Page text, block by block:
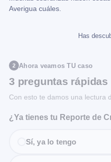
Averigua cuáles.
Has
2 Ahora veamos TU caso
3 preguntas rápidas
Con esto te damos una lectura
¿Ya tienes tu Reporte de
Sí, ya lo tengo